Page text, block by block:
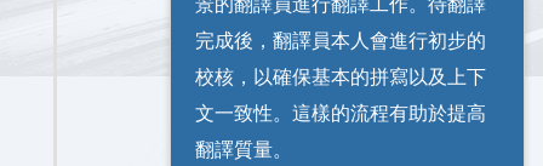
完成後，翻譯員本人會進行初步的
校核，以確保基本的拼寫以及上下
文一致性。這樣的流程有助於提高
翻譯質量。